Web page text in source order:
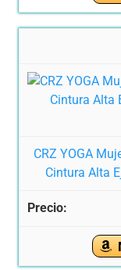
CRZ YOGA
Cintura Alta